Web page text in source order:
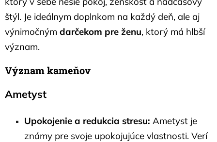
štýl. Je ideálnym doplnkom na každý deň, ale aj
výnimočným darčekom pre ženu, ktorý má hlbší
význam.
Význam kameňov
Ametyst
Upokojenie a redukcia stresu: Ametyst je
známy pre svoje upokojujúce vlastnosti. Verí